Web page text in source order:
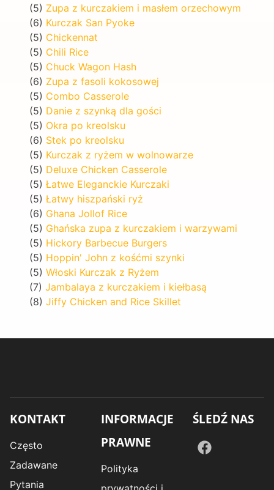
(5) Zupa z kurczakiem i masłem orzechowym
(6) Kurczak San Pyoke
(5) Chickennat
(5) Chili Rice
(5) Chuck Wagon Hash
(6) Zupa z fasoli kokosowej
(5) Combo Casserole
(5) Danie z szynką dla gości
(5) Okra po kreolsku
(6) Stek po kreolsku
(5) Kurczak z ryżem w wolnowarze
(5) Deluxe Chicken Casserole
(5) Łatwe Eleganckie Kurczaki
(5) Łatwy hiszpański ryż
(6) Ghana Jollof Rice
(5) Ghańska zupa z kurczakiem i warzywami
(5) Hickory Barbecue Burgers
(5) Hoppin' John z kośćmi szynki
(5) Włoski Kurczak z Ryżem
(7) Jambalaya z kurczakiem i kiełbasą
(8) Jiffy Chicken and Rice Skillet
KONTAKT
Często
Zadawane
Pytania
INFORMACJE
PRAWNE
Polityka
ŚLEDŹ NAS